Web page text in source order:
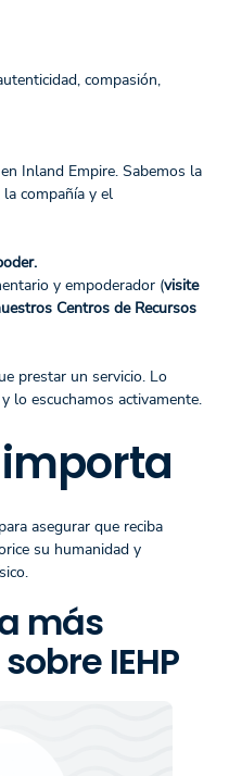
compasión,
Inland Empire. Sabemos la
compañía y el
y empoderador (visite
Centros de Recursos
prestar un servicio. Lo
lo escuchamos activamente.
importa
asegurar que reciba
su humanidad y
más
IEHP